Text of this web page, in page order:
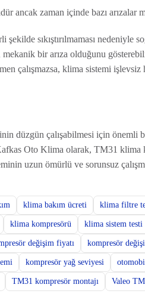
zaman içinde bazı arızalar
şekilde sıkıştırılmaması nedeniyle
mekanik bir arıza olduğunu
çalışmazsa, klima sistemi
düzgün çalışabilmesi için önemli
Oto Klima olarak, TM31 klima
uzun ömürlü ve sorunsuz
klima bakım ücreti klima filtre
klima kompresörü klima sistem testi
değişim fiyatı kompresör
kompresör yağ seviyesi
TM31 kompresör montajı Valeo